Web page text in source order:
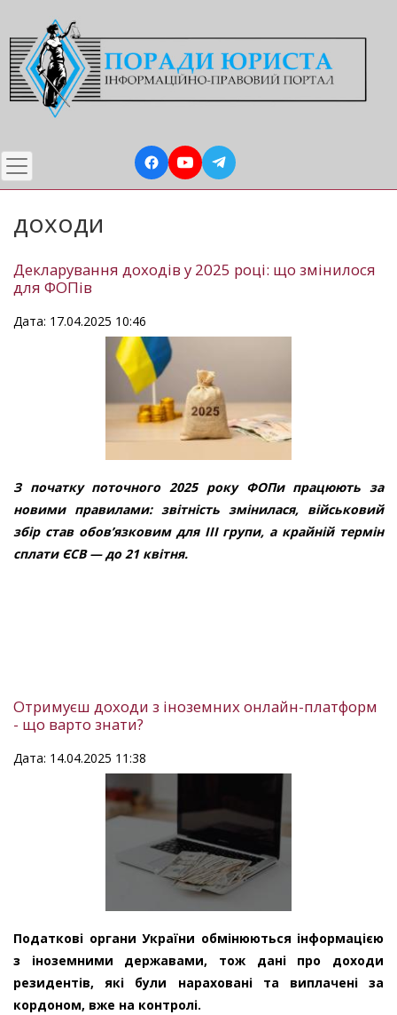
до
основного
вмісту
доходи
Декларування доходів у 2025 році: що змінилося
для ФОПів
Дата: 17.04.2025 10:46
З початку поточного 2025 року ФОПипрацюють за
новими правилами: звітність змінилася, військовий
збір став обов’язковим дляІІІгрупи, а крайній термін
сплати ЄСВ— до 21 квітня.
Отримуєш доходи з іноземних онлайн-платформ
- що варто знати?
Дата: 14.04.2025 11:38
Податкові органи України обмінюються інформацією
з іноземними державами, тож дані про доходи
резидентів, які були нараховані та виплачені за
кордоном, вже на контролі.